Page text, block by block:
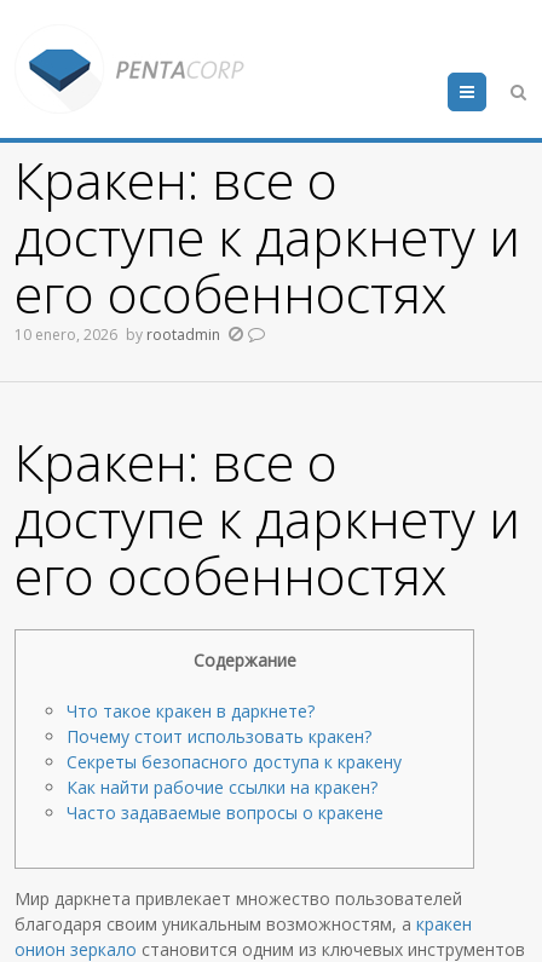
Menu
Кракен: все о
доступе к даркнету и
его особенностях
10 enero, 2026 by rootadmin
Кракен: все о
доступе к даркнету и
его особенностях
Содержание
Что такое кракен в даркнете?
Почему стоит использовать кракен?
Секреты безопасного доступа к кракену
Как найти рабочие ссылки на кракен?
Часто задаваемые вопросы о кракене
Мир даркнета привлекает множество пользователей
благодаря своим уникальным возможностям, акракен
онион зеркало становится одним из ключевых инструментов